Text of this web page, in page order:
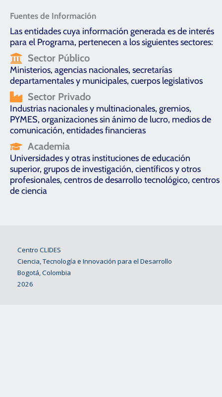
Fuentes de Información
Las entidades cuya información generada es de interés
para el Programa, pertenecen a los siguientes sectores:
Sector Público
Ministerios, agencias nacionales, secretarías
departamentales y municipales, cuerpos legislativos
Sector Privado
Industrias nacionales y multinacionales, gremios,
PYMES, organizaciones sin ánimo de lucro, medios de
comunicación, entidades financieras
Academia
Universidades y otras instituciones de educación
superior, grupos de investigación, científicos y otros
profesionales, centros de desarrollo tecnológico, centros
de ciencia
Centro CLIDES
Ciencia, Tecnología e Innovación para el Desarrollo
Bogotá, Colombia
2026